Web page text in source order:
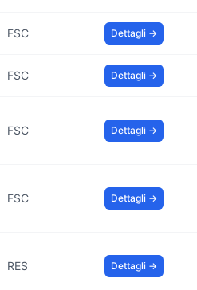
FSC Dettagli →
FSC Dettagli →
FSC Dettagli →
FSC Dettagli →
RES Dettagli →